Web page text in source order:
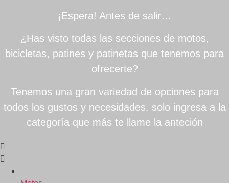
¡Espera! Antes de salir…
¿Has visto todas las secciones de motos,
bicicletas, patines y patinetas que tenemos para
ofrecerte?
Tenemos una gran variedad de opciones para
todos los gustos y necesidades. solo ingresa a la
categoría que más te llame la anteción